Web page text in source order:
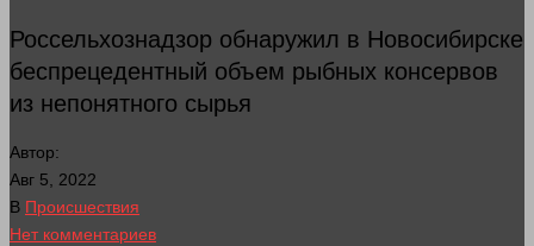
Россельхознадзор обнаружил в Новосибирске
беспрецедентный объем рыбных консервов
из непонятного сырья
Автор:
Авг 5, 2022
В Происшествия
Нет комментариев